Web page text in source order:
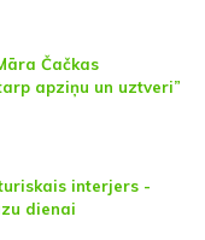
Čačkas
apziņu un uztveri”
interjers -
dienai